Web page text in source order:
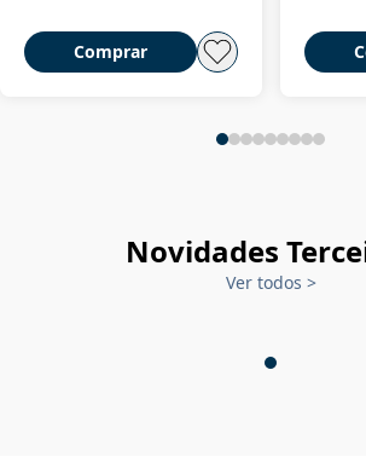
Comprar
Novidades
Ver todos >